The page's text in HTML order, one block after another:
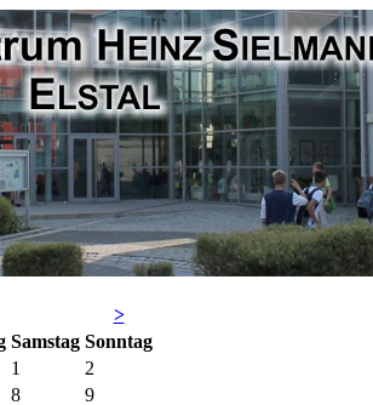
>
Samstag Sonntag
1
2
8
9